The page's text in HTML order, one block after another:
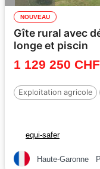
NOUVEAU
Gîte rural avec
longe et piscin
1 129 250 CHF
Exploitation agricole
equi-safer
Haute-Garonne